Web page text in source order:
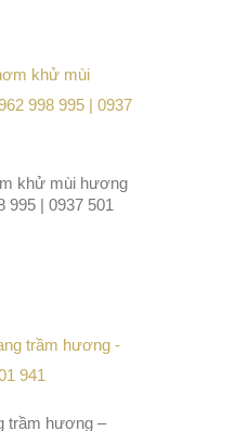
khử mùi hương
995 | 0937 501
trầm hương –